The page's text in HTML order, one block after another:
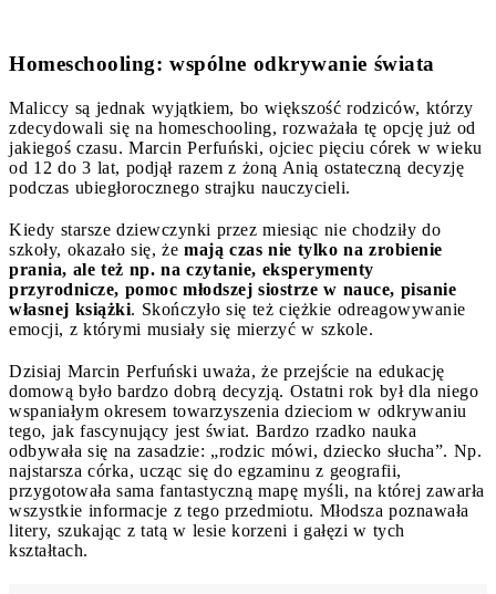
Homeschooling: wspólne odkrywanie świata
Maliccy są jednak wyjątkiem, bo większość rodziców, którzy
zdecydowali się na homeschooling, rozważała tę opcję już od
jakiegoś czasu. Marcin Perfuński, ojciec pięciu córek w wieku
od 12 do 3 lat, podjął razem z żoną Anią ostateczną decyzję
podczas ubiegłorocznego strajku nauczycieli.
Kiedy starsze dziewczynki przez miesiąc nie chodziły do
szkoły, okazało się, że mają czas nie tylko na zrobienie
prania, ale też np. na czytanie, eksperymenty
przyrodnicze, pomoc młodszej siostrze w nauce, pisanie
własnej książki. Skończyło się też ciężkie odreagowywanie
emocji, z którymi musiały się mierzyć w szkole.
Dzisiaj Marcin Perfuński uważa, że przejście na edukację
domową było bardzo dobrą decyzją. Ostatni rok był dla niego
wspaniałym okresem towarzyszenia dzieciom w odkrywaniu
tego, jak fascynujący jest świat. Bardzo rzadko nauka
odbywała się na zasadzie: „rodzic mówi, dziecko słucha”. Np.
najstarsza córka, ucząc się do egzaminu z geografii,
przygotowała sama fantastyczną mapę myśli, na której zawarła
wszystkie informacje z tego przedmiotu. Młodsza poznawała
litery, szukając z tatą w lesie korzeni i gałęzi w tych
kształtach.